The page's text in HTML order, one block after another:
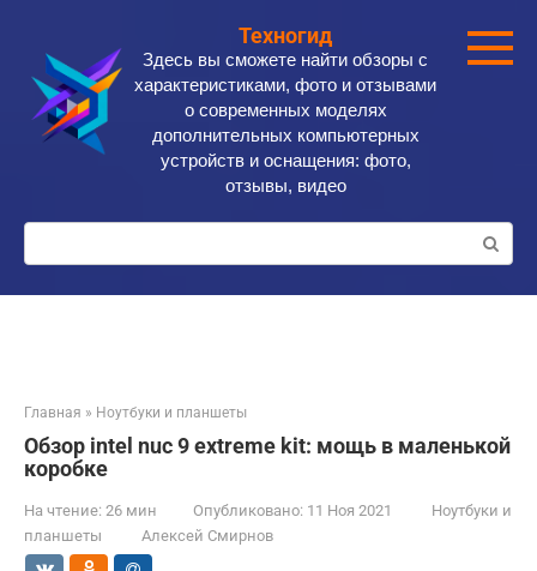
контенту
Техногид
Здесь вы сможете найти обзоры с
характеристиками, фото и отзывами
о современных моделях
дополнительных компьютерных
устройств и оснащения: фото,
отзывы, видео
Поиск:
Главная » Ноутбуки и планшеты
Обзор intel nuc 9 extreme kit: мощь в маленькой
коробке
На чтение: 26 мин Опубликовано: 11 Ноя 2021
Ноутбуки и
планшеты
Алексей Смирнов